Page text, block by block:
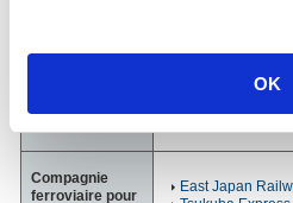
OK
reliée à et
Compagnie
ferroviaire pour
East Japan